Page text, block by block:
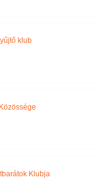
klub
Klubja